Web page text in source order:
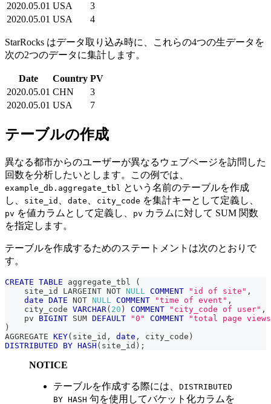
2020.05.01 USA
3
2020.05.01 USA 4
StarRocks はデータ取り込み時に、これらの4つの生データを
次の2つのデータに集計します。
Date Country PV
2020.05.01 CHN
3
2020.05.01 USA 7
テーブルの作成
異なる都市からのユーザーが異なるウェブページを訪問した
回数を分析したいとします。この例では、
example_db.aggregate_tbl という名前のテーブルを作成
し、
site_id date city_code を集計キーとして定義し、
pv を値カラムとして定義し、 pv カラムに対して SUM 関数
を指定します。
テーブルを作成するためのステートメントは次のとおりで
す。
CREATE TABLE aggregate_tbl
(
    site_id LARGEINT
NOT NULL COMMENT "id of site" ,
date DATE NOT NULL COMMENT "time of event" ,
    city_code
VARCHAR( 20 ) COMMENT "city_code of user" ,
    pv
BIGINT SUM DEFAULT "0" COMMENT
"total page
)
AGGREGATE KEY( site_id , date , city_code )
DISTRIBUTED
BY HASH ( site_id ) ;
NOTICE
テーブルを作成する際には、 DISTRIBUTED
BY HASH 句を使用してバケット化カラムを